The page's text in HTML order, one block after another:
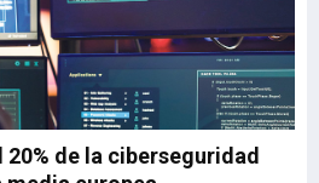
de la ciberseguridad